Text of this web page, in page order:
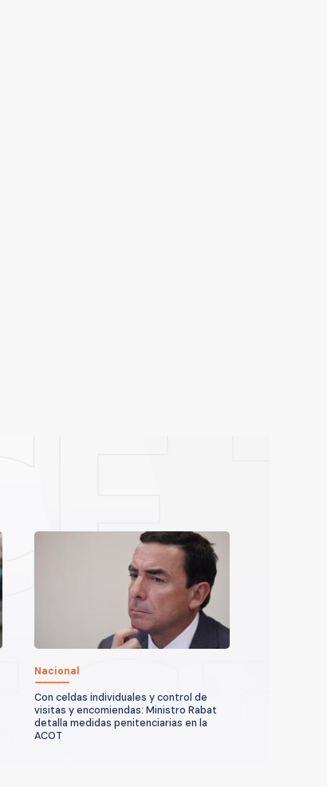
Nacional
Con celdas individuales y control de
visitas y encomiendas: Ministro Rabat
detalla medidas penitenciarias en la
ACOT